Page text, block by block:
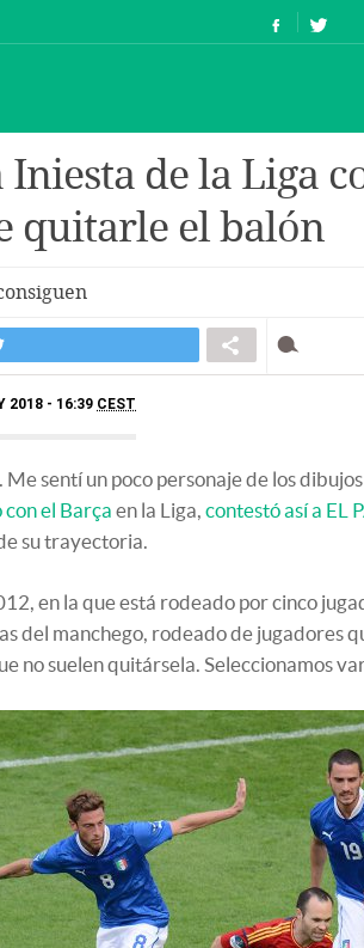
Iniesta de la Liga
quitarle el balón
2018 - 16:39 CEST
sentí un poco personaje de los
el Barça en la Liga, contestó así a EL
su trayectoria.
en la que está rodeado por cinco
del manchego, rodeado de jugadores
no suelen quitársela. Seleccionamos